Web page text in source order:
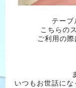
テーブ
こちらの
ご利用の
いつもお世話にな